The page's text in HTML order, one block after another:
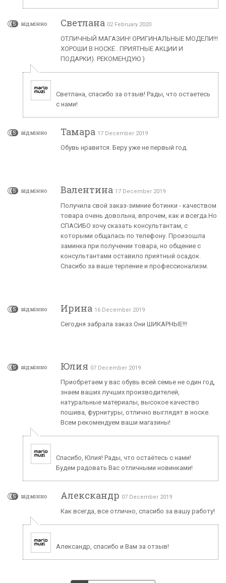
5 відмінно Светлана 02 February 2020
ОТЛИЧНЫЙ МАГАЗИН! ОРИГИНАЛЬНЫЕ МОДЕЛИ!!!
ХОРОШИ В НОСКЕ . ПРИЯТНЫЕ АКЦИИ И
ПОДАРКИ). РЕКОМЕНДУЮ )
Светлана, спасибо за отзыв! Рады, что остаетесь
с нами!
5 відмінно Тамара 17 December 2019
Обувь нравится. Беру уже не первый год.
5 відмінно Валентина 17 December 2019
Получила свой заказ-зимние ботинки - качеством
товара очень довольна, впрочем, как и всегда.Но
СПАСИБО хочу сказать консультантам, с
которыми общалась по телефону. Произошла
заминка при получении товара, но общение с
консультантами оставило приятный осадок.
Спасибо за ваше терпение и профессионализм.
5 відмінно Ирина 16 December 2019
Сегодня забрала заказ.Они ШИКАРНЫЕ!!!
5 відмінно Юлия 07 December 2019
Приобретаем у вас обувь всей семье не один год,
знаем ваших лучших производителей,
натуральные материалы, высокое качество
пошива, фурнитуры, отлично выглядят в носке.
Всем рекомендуем ваши магазины!
Спасибо, Юлия! Рады, что остаётесь с нами!
Будем радовать Вас отличными новинками!
5 відмінно Алекскандр 07 December 2019
Как всегда, все отлично, спасибо за вашу работу!
Александр, спасибо и Вам за отзыв!